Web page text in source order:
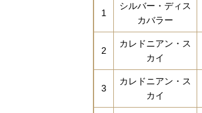
1
シルバー・ディス
カバラー
2
カレドニアン・ス
カイ
3
カレドニアン・ス
カイ